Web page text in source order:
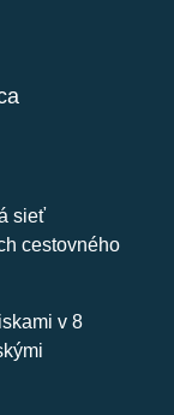
sieť
cestovného
v 8